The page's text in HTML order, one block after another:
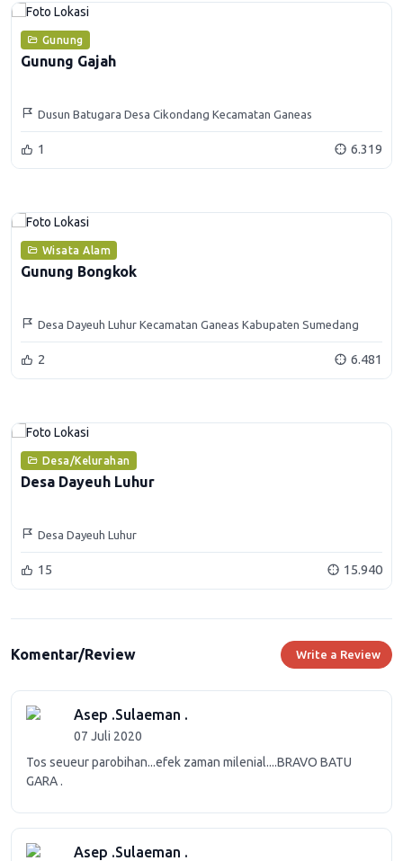
Gunung
Gunung Gajah
Dusun Batugara Desa Cikondang Kecamatan Ganeas
1 6.319
Wisata Alam
Gunung Bongkok
Desa Dayeuh Luhur Kecamatan Ganeas Kabupaten Sumedang
2 6.481
Desa/Kelurahan
Desa Dayeuh Luhur
Desa Dayeuh Luhur
15 15.940
Komentar/Review Write a Review
Asep .Sulaeman .
07 Juli 2020
Tos seueur parobihan...efek zaman milenial....BRAVO BATU
GARA .
Asep .Sulaeman .